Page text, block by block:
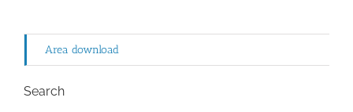
Area download
Search